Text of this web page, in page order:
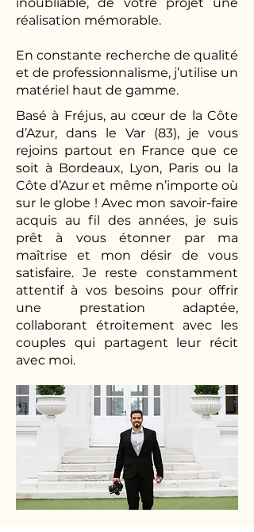
réalisation mémorable.
En constante recherche de qualité
et de professionnalisme, j’utilise un
matériel haut de gamme.
Basé à Fréjus, au cœur de la Côte
d’Azur, dans le Var (83), je vous
rejoins partout en France que ce
soit à Bordeaux, Lyon, Paris ou la
Côte d’Azur et même n’importe où
sur le globe ! Avec mon savoir-faire
acquis au fil des années, je suis
prêt à vous étonner par ma
maîtrise et mon désir de vous
satisfaire. Je reste constamment
attentif à vos besoins pour offrir
une prestation adaptée,
collaborant étroitement avec les
couples qui partagent leur récit
avec moi.